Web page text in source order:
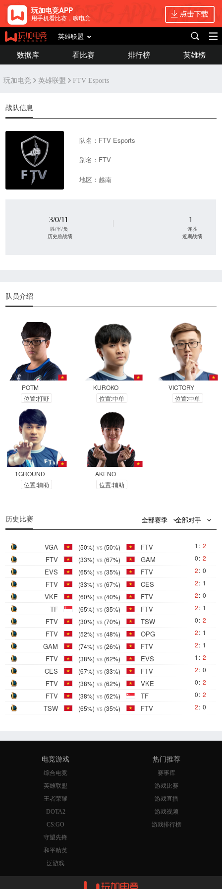
玩加电竞APP
用手机看比赛，聊电竞
英雄联盟
数据库 看比赛 排行榜 英雄榜
玩加电竞 英雄联盟 FTV Esports
战队信息
队名：FTV Esports
别名：FTV
地区：越南
|
3/0/11
胜/平/负
历史总战绩
1
连胜
近期战绩
队员介绍
POTM
位置:打野
KUROKO
位置:中单
VICTORY
位置:中单
1GROUND
位置:辅助
AKENO
位置:辅助
历史比赛 全部赛季 全部对手
VGA (50%) vs (50%) FTV 1 : 2
FTV (33%) vs (67%) GAM 0: 2
EVS (65%) vs (35%) FTV 2: 0
FTV (33%) vs (67%) CES 2: 1
VKE (60%) vs (40%) FTV 2: 0
TF (65%) vs (35%) FTV 2: 1
FTV (30%) vs (70%) TSW 0: 2
FTV (52%) vs (48%) OPG 2: 1
GAM (74%) vs (26%) FTV 2: 1
FTV (38%) vs (62%) EVS 1 : 2
CES (67%) vs (33%) FTV 2: 0
FTV (38%) vs (62%) VKE 0: 2
FTV (38%) vs (62%) TF 0: 2
TSW (65%) vs (35%) FTV 2: 0
电竞游戏
综合电竞
英雄联盟
王者荣耀
DOTA2
CS:GO
守望先锋
和平精英
泛游戏
热门推荐
赛事库
游戏比赛
游戏直播
游戏视频
游戏排行榜